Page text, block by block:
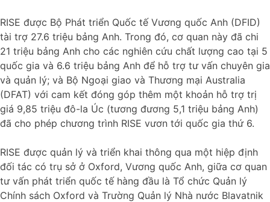
RISE được Bộ Phát triển Quốc tế Vương quốc Anh (DFID)
tài trợ 27.6 triệu bảng Anh. Trong đó, cơ quan này đã chi
21 triệu bảng Anh cho các nghiên cứu chất lượng cao tại 5
quốc gia và 6.6 triệu bảng Anh để hỗ trợ tư vấn chuyên gia
và quản lý; và Bộ Ngoại giao và Thương mại Australia
(DFAT) với cam kết đóng góp thêm một khoản hỗ trợ trị
giá 9,85 triệu đô-la Úc (tương đương 5,1 triệu bảng Anh)
đã cho phép chương trình RISE vươn tới quốc gia thứ 6.
RISE được quản lý và triển khai thông qua một hiệp định
đối tác có trụ sở ở Oxford, Vương quốc Anh, giữa cơ quan
tư vấn phát triển quốc tế hàng đầu là Tổ chức Quản lý
Chính sách Oxford và Trường Quản lý Nhà nước Blavatnik